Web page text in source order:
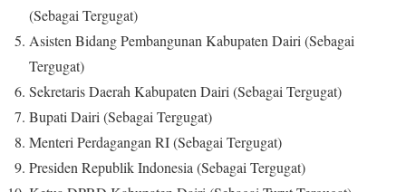
(Sebagai Tergugat)
Asisten Bidang Pembangunan Kabupaten Dairi (Sebagai
Tergugat)
Sekretaris Daerah Kabupaten Dairi (Sebagai Tergugat)
Bupati Dairi (Sebagai Tergugat)
Menteri Perdagangan RI (Sebagai Tergugat)
Presiden Republik Indonesia (Sebagai Tergugat)